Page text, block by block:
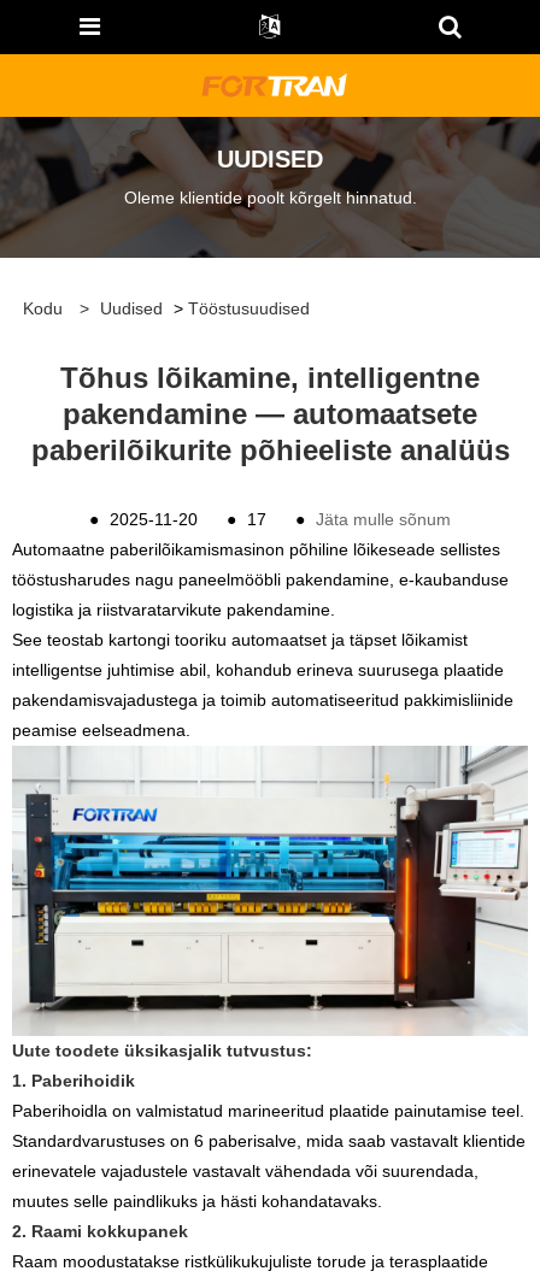
UUDISED
Oleme klientide poolt kõrgelt hinnatud.
Kodu > Uudised > Tööstusuudised
Tõhus lõikamine, intelligentne
pakendamine — automaatsete
paberilõikurite põhieeliste analüüs
● 2025-11-20 ● 17 ● Jäta mulle sõnum
Automaatne paberilõikamismasinon põhiline lõikeseade sellistes
tööstusharudes nagu paneelmööbli pakendamine, e-kaubanduse
logistika ja riistvaratarvikute pakendamine.
See teostab kartongi tooriku automaatset ja täpset lõikamist
intelligentse juhtimise abil, kohandub erineva suurusega plaatide
pakendamisvajadustega ja toimib automatiseeritud pakkimisliinide
peamise eelseadmena.
Uute toodete üksikasjalik tutvustus:
1. Paberihoidik
Paberihoidla on valmistatud marineeritud plaatide painutamise teel.
Standardvarustuses on 6 paberisalve, mida saab vastavalt klientide
erinevatele vajadustele vastavalt vähendada või suurendada,
muutes selle paindlikuks ja hästi kohandatavaks.
2. Raami kokkupanek
Raam moodustatakse ristkülikukujuliste torude ja terasplaatide